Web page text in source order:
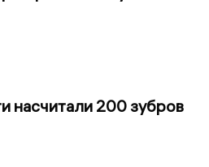
насчитали 200 зубров